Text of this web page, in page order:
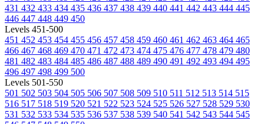
431 432 433 434 435 436 437 438 439 440 441 442 443 444 445
446 447 448 449 450
Levels 451-500
451 452 453 454 455 456 457 458 459 460 461 462 463 464 465
466 467 468 469 470 471 472 473 474 475 476 477 478 479 480
481 482 483 484 485 486 487 488 489 490 491 492 493 494 495
496 497 498 499 500
Levels 501-550
501 502 503 504 505 506 507 508 509 510 511 512 513 514 515
516 517 518 519 520 521 522 523 524 525 526 527 528 529 530
531 532 533 534 535 536 537 538 539 540 541 542 543 544 545